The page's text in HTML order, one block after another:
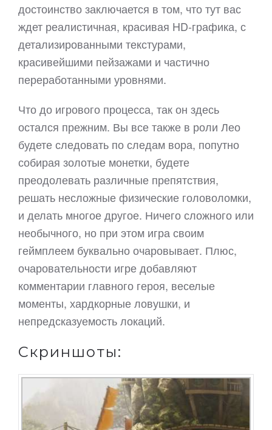
достоинство заключается в том, что тут вас
ждет реалистичная, красивая HD-графика, с
детализированными текстурами,
красивейшими пейзажами и частично
переработанными уровнями.
Что до игрового процесса, так он здесь
остался прежним. Вы все также в роли Лео
будете следовать по следам вора, попутно
собирая золотые монетки, будете
преодолевать различные препятствия,
решать несложные физические головоломки,
и делать многое другое. Ничего сложного или
необычного, но при этом игра своим
геймплеем буквально очаровывает. Плюс,
очаровательности игре добавляют
комментарии главного героя, веселые
моменты, хардкорные ловушки, и
непредсказуемость локаций.
Скриншоты: